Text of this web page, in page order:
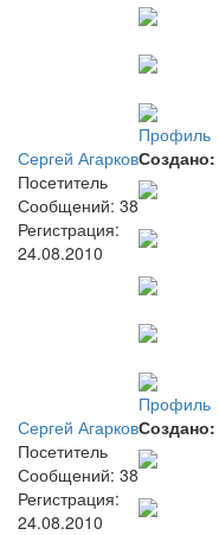
Профиль
Сергей Агарков
Посетитель
Сообщений: 38
Регистрация:
24.08.2010
Создано:
Профиль
Сергей Агарков
Посетитель
Сообщений: 38
Регистрация:
24.08.2010
Создано: